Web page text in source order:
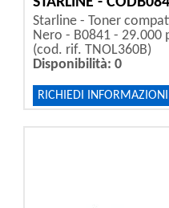
Starline - Toner
Nero - B0841 - 29.000
(cod. rif. TNOL360B)
Disponibilità: 0
RICHIEDI INFORMAZIONI